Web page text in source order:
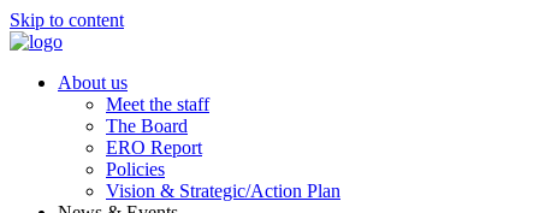
Skip to content
About us
Meet the staff
The Board
ERO Report
Policies
Vision & Strategic/Action Plan